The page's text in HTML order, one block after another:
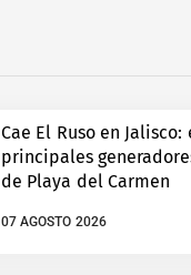
Cae El Ruso en
principales
de Playa del Carmen
07 AGOSTO 2026